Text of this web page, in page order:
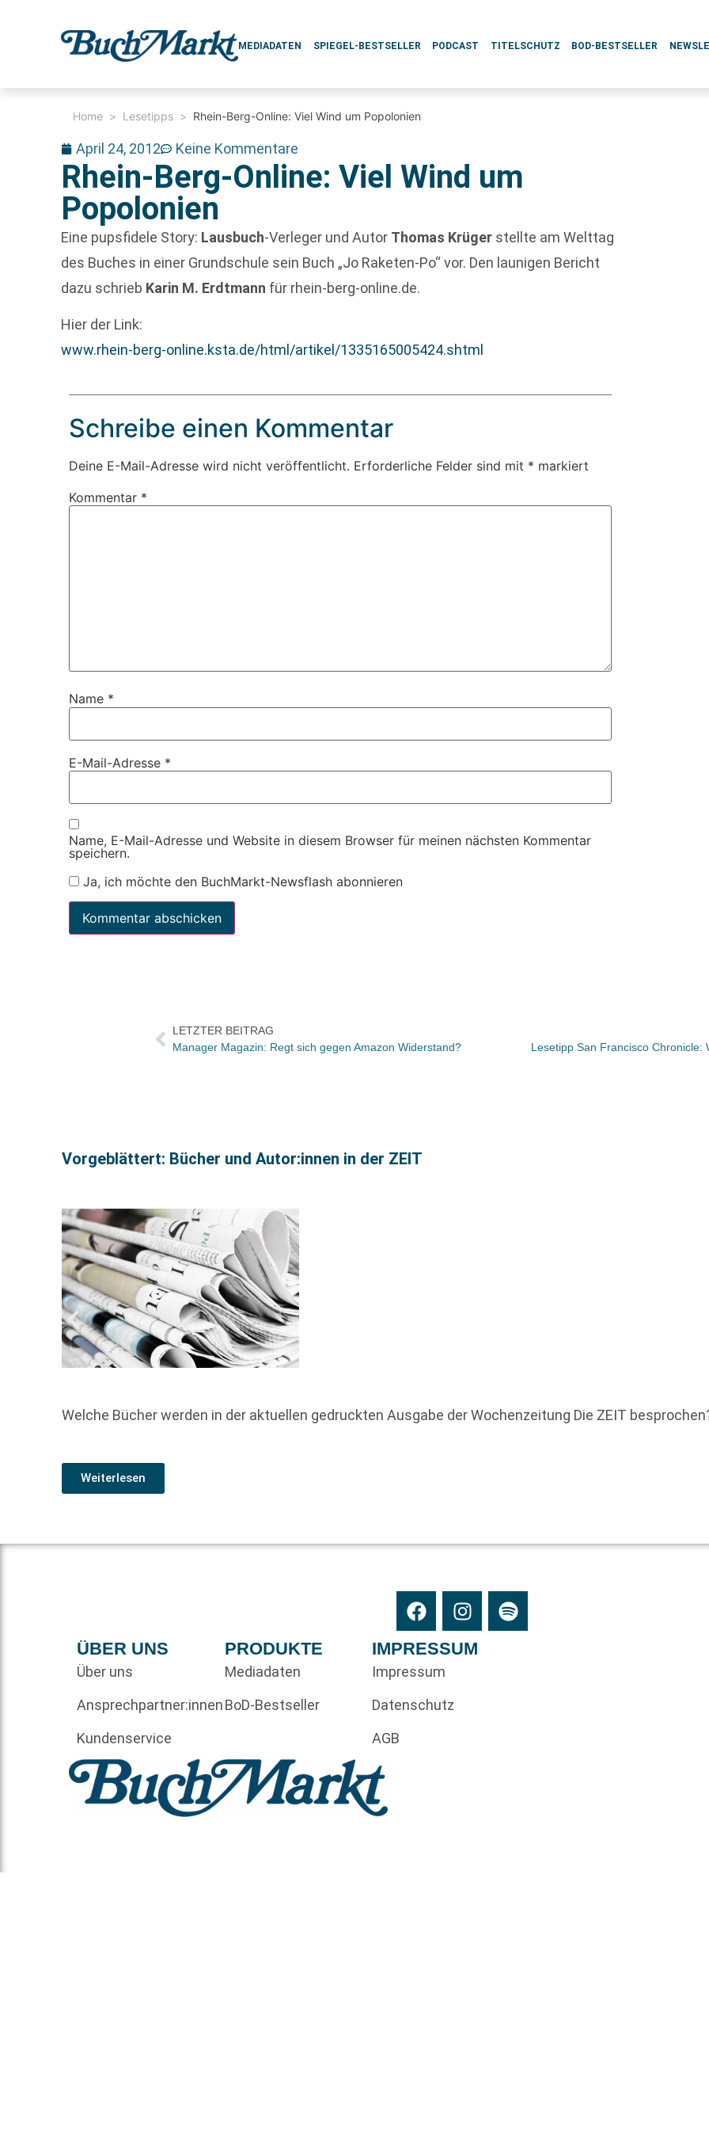
MEDIADATEN SPIEGEL-BESTSELLER PODCAST TITELSCHUTZ BOD-BESTSELLER
Home > Lesetipps > Rhein-Berg-Online: Viel Wind um Popolonien
April 24, 2012 Keine Kommentare
Rhein-Berg-Online: Viel Wind um
Popolonien
Eine pupsfidele Story: Lausbuch-Verleger und Autor Thomas Krüger stellte am Welttag
des Buches in einer Grundschule sein Buch „Jo Raketen-Po“ vor. Den launigen Bericht
dazu schrieb Karin M. Erdtmann für rhein-berg-online.de.
Hier der Link:
www.rhein-berg-online.ksta.de/html/artikel/1335165005424.shtml
Schreibe einen Kommentar
Deine E-Mail-Adresse wird nicht veröffentlicht. Erforderliche Felder sind mit * markiert
Kommentar *
Name *
E-Mail-Adresse *
Name, E-Mail-Adresse und Website in diesem Browser für meinen nächsten Kommentar
speichern.
Ja, ich möchte den BuchMarkt-Newsflash abonnieren
LETZTER BEITRAG
Manager Magazin: Regt sich gegen Amazon Widerstand?
Vorgeblättert: Bücher und Autor:innen in der ZEIT
Welche Bücher werden in der aktuellen gedruckten Ausgabe der Wochenzeitung Die ZEIT
Weiterlesen
ÜBER UNS
Über uns
Ansprechpartner:innen
Kundenservice
PRODUKTE
Mediadaten
BoD-Bestseller
IMPRESSUM
Impressum
Datenschutz
AGB